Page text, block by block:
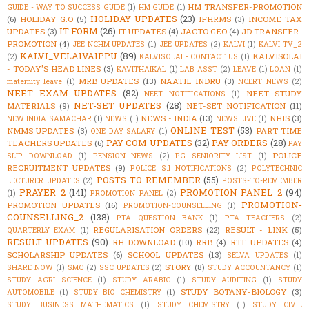
GUIDE - WAY TO SUCCESS GUIDE (1) HM GUIDE (1) HM TRANSFER-PROMOTION
(6) HOLIDAY G.O (5) HOLIDAY UPDATES (23) IFHRMS (3) INCOME TAX
UPDATES (3) IT FORM (26) IT UPDATES (4) JACTO GEO (4) JD TRANSFER-
PROMOTION (4) JEE NCHM UPDATES (1) JEE UPDATES (2) KALVI (1) KALVI TV_2
(2) KALVI_VELAIVAIPPU (89) KALVISOLAI - CONTACT US (1) KALVISOLAI
- TODAY'S HEAD LINES (3) KAVITHAIKAL (1) LAB ASST (2) LEAVE (1) LOAN (1)
maternity leave (1) MRB UPDATES (13) NAATIL INDRU (3) NCERT NEWS (2)
NEET EXAM UPDATES (82) NEET NOTIFICATIONS (1)
NEET STUDY
MATERIALS (9) NET-SET UPDATES (28) NET-SET NOTIFICATION (11)
NEW INDIA SAMACHAR (1) NEWS (1) NEWS - INDIA (13) NEWS LIVE (1) NHIS (3)
NMMS UPDATES (3) ONE DAY SALARY (1) ONLINE TEST (53) PART TIME
TEACHERS UPDATES (6) PAY COM UPDATES (32) PAY ORDERS (28) PAY
SLIP DOWNLOAD
(1) PENSION NEWS (2) PG SENIORITY LIST (1)
POLICE
RECRUITMENT UPDATES (9) POLICE S.I NOTIFICATIONS (2) POLYTECHNIC
LECTURER UPDATES (2) POSTS TO REMEMBER (55) POSTS-TO-REMEMBER
(1) PRAYER_2 (141) PROMOTION PANEL (2) PROMOTION PANEL_2 (94)
PROMOTION UPDATES (16) PROMOTION-COUNSELLING (1)
PROMOTION-
COUNSELLING_2 (138) PTA QUESTION BANK (1) PTA TEACHERS
(2)
QUARTERLY EXAM (1) REGULARISATION ORDERS (22) RESULT - LINK (5)
RESULT UPDATES (90) RH DOWNLOAD (10) RRB (4) RTE UPDATES (4)
SCHOLARSHIP UPDATES (6) SCHOOL UPDATES (13) SELVA UPDATES
(1)
SHARE NOW (1) SMC (2) SSC UPDATES (2) STORY (8) STUDY ACCOUNTANCY (1)
STUDY AGRI SCIENCE
(1) STUDY ARABIC (1) STUDY AUDITING (1)
STUDY
AUTOMOBILE (1) STUDY BIO CHEMISTRY (1) STUDY BOTANY-BIOLOGY (3)
STUDY BUSINESS MATHEMATICS (1) STUDY CHEMISTRY (1)
STUDY CIVIL